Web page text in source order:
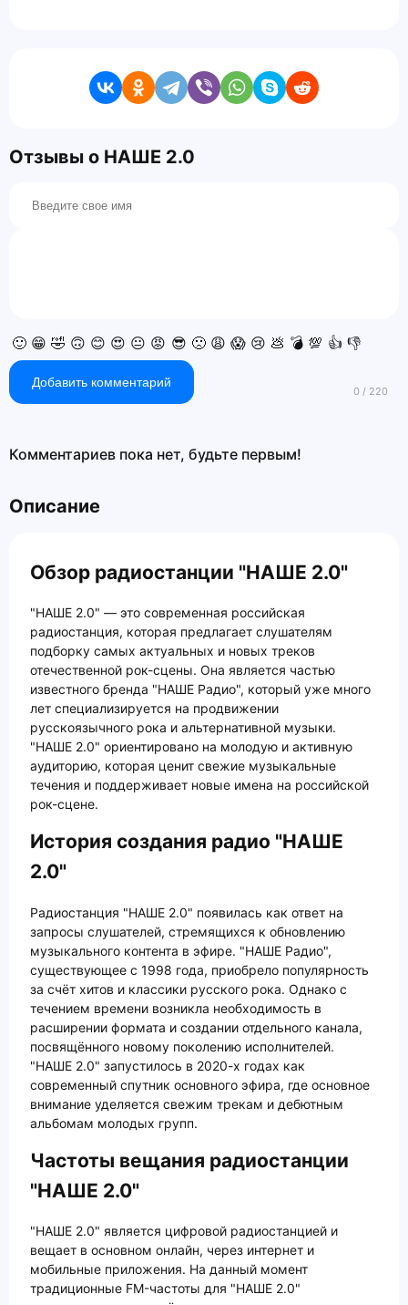
Отзывы о НАШЕ 2.0
🙂 😁 🤣 🙃 😊 😍 😐 😡 😎 🙁 😩 😱 😢 💩 💣 💯 👍 👎
Добавить комментарий
Комментариев пока нет, будьте первым!
Описание
Обзор радиостанции "НАШЕ 2.0"
"НАШЕ 2.0" — это современная российская
радиостанция, которая предлагает слушателям
подборку самых актуальных и новых треков
отечественной рок-сцены. Она является частью
известного бренда "НАШЕ Радио", который уже много
лет специализируется на продвижении
русскоязычного рока и альтернативной музыки.
"НАШЕ 2.0" ориентировано на молодую и активную
аудиторию, которая ценит свежие музыкальные
течения и поддерживает новые имена на российской
рок-сцене.
История создания радио "НАШЕ
2.0"
Радиостанция "НАШЕ 2.0" появилась как ответ на
запросы слушателей, стремящихся к обновлению
музыкального контента в эфире. "НАШЕ Радио",
существующее с 1998 года, приобрело популярность
за счёт хитов и классики русского рока. Однако с
течением времени возникла необходимость в
расширении формата и создании отдельного канала,
посвящённого новому поколению исполнителей.
"НАШЕ 2.0" запустилось в 2020-х годах как
современный спутник основного эфира, где основное
внимание уделяется свежим трекам и дебютным
альбомам молодых групп.
Частоты вещания радиостанции
"НАШЕ 2.0"
"НАШЕ 2.0" является цифровой радиостанцией и
вещает в основном онлайн, через интернет и
мобильные приложения. На данный момент
традиционные FM-частоты для "НАШЕ 2.0"